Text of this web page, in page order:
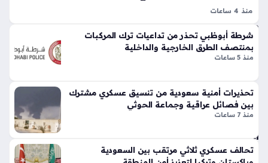
تي
س
وبر
سب
ورت
تك
سر
قوا
الت
ص
مؤ
خراً
منذ
دقي
قة
الأر
صا
منذ 4 ساعات
لترسيخ منهج الوسطية وتجنب الخلافات الخارجية، حيث أصدر وزير
الشؤون الإسلامية الدكتور عبداللطيف آل الشيخ تعليمات صارمة
شرطة أبوظبي تحذر من تداعيات ترك المركبات
بمنتصف الطرق الخارجية والداخلية
منذ 5 ساعات
تحذيرات أمنية سعودية من تنسيق عسكري مشترك
بين فصائل عراقية وجماعة الحوثي
منذ 7 ساعات
تحالف عسكري ثلاثي مرتقب بين السعودية